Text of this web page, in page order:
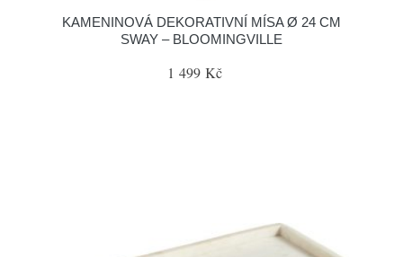
KAMENINOVÁ DEKORATIVNÍ MÍSA Ø 24 CM
SWAY – BLOOMINGVILLE
1 499 Kč